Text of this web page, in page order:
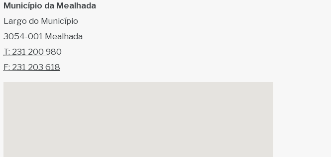
Município da Mealhada
Largo do Município
3054-001 Mealhada
T: 231 200 980
F: 231 203 618